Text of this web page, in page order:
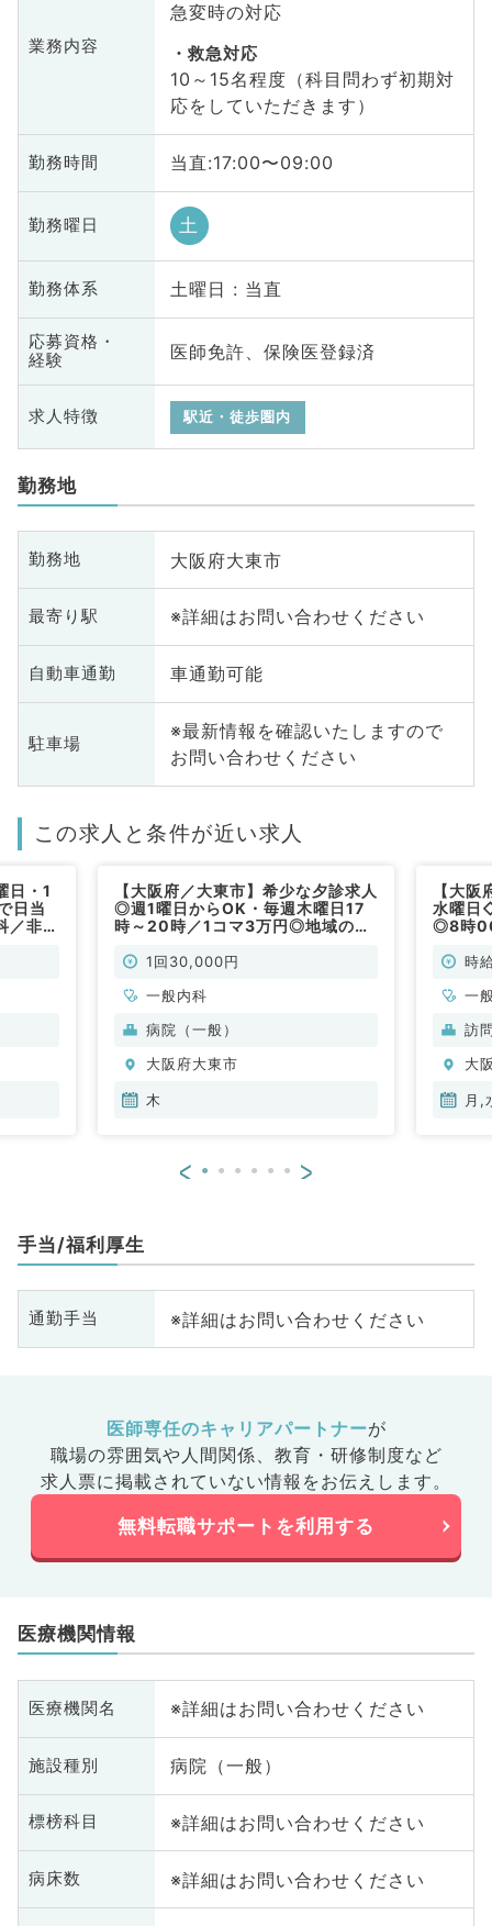
業務内容
急変時の対応
救急対応
10～15名程度（科目問わず初期対
応をしていただきます）
勤務時間 当直:17:00〜09:00
勤務曜日 土
勤務体系 土曜日 : 当直
応募資格・
経験
医師免許、保険医登録済
求人特徴 駅近・徒歩圏内
勤務地
勤務地 大阪府大東市
最寄り駅 ※詳細はお問い合わせください
自動車通勤 車通勤可能
駐車場
※最新情報を確認いたしますので
お問い合わせください
この求人と条件が近い求人
日・1
日当
／非常
【大阪府／大東市】希少な夕診求人
◎週1曜日からOK・毎週木曜日17
時～20時／1コマ3万円◎地域の中
般内科／非常勤）
1回30,000円
一般内科
病院（一般）
大阪府大東市
木
【大
水曜日
◎8時
事で時
一
訪
大
月,
< >
手当/福利厚生
通勤手当 ※詳細はお問い合わせください
医師専任のキャリアパートナーが
職場の雰囲気や人間関係、 教育・研修制度など
求人票に掲載されていない情報をお伝えします。
無料転職サポートを利用する
医療機関情報
医療機関名 ※詳細はお問い合わせください
施設種別 病院（一般）
標榜科目 ※詳細はお問い合わせください
病床数 ※詳細はお問い合わせください